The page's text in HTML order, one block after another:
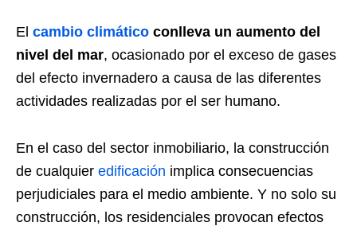
El cambio climático conlleva un aumento del
nivel del mar, ocasionado por el exceso de gases
del efecto invernadero a causa de las diferentes
actividades realizadas por el ser humano.
En el caso del sector inmobiliario, la construcción
de cualquier edificación implica consecuencias
perjudiciales para el medio ambiente. Y no solo su
construcción, los residenciales provocan efectos